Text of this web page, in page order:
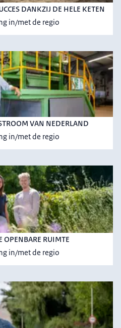
DANKZIJ DE HELE KETEN
in/met de regio
VAN NEDERLAND
in/met de regio
OPENBARE RUIMTE
in/met de regio